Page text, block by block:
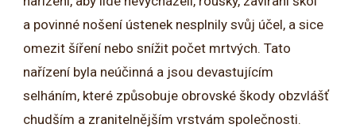
a povinné nošení ústenek nesplnily svůj účel, a sice
omezit šíření nebo snížit počet mrtvých. Tato
nařízení byla neúčinná a jsou devastujícím
selháním, které způsobuje obrovské škody obzvlášť
chudším a zranitelnějším vrstvám společnosti.